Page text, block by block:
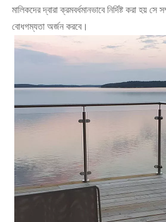
মালিকদের দ্বারা ক্রমবর্ধমানভাবে নির্দিষ্ট করা হয়
বোধগম্যতা অর্জন করবে।